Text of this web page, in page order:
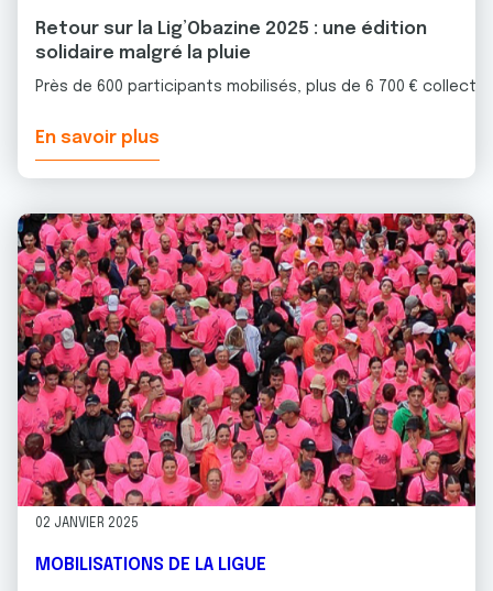
Retour sur la Lig’Obazine 2025 : une édition
solidaire malgré la pluie
Près de 600 participants mobilisés, plus de 6 700 €
En savoir plus
02 JANVIER 2025
MOBILISATIONS DE LA LIGUE